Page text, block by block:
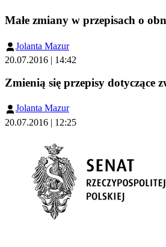
Małe zmiany w przepisach o
Jolanta Mazur
20.07.2016 | 14:42
Zmienią się przepisy dotyczące
Jolanta Mazur
20.07.2016 | 12:25